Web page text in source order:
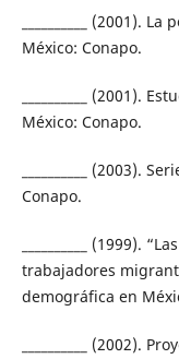
__________ (2001).
México: Conapo.
__________ (2001).
México: Conapo.
__________ (2003).
Conapo.
__________ (1999).
trabajadores
demográfica en
__________ (2002).